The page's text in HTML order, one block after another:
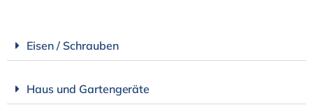
Eisen / Schrauben
Haus und Gartengeräte